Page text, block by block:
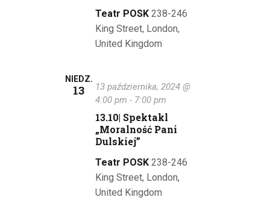
w
y
k
w
Teatr POSK 238-246
King Street, London,
United Kingdom
NIEDZ.
13
13.10| Spektakl
„Moralność Pani
Dulskiej”
13 października, 2024 @
4:00 pm - 7:00 pm
Teatr POSK 238-246
King Street, London,
United Kingdom